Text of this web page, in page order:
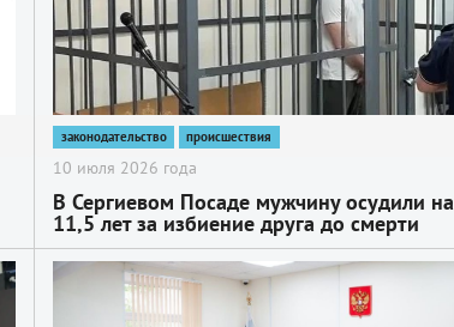
законодательство происшествия
10 июля 2026 года
В Сергиевом Посаде мужчину осудили на
11,5 лет за избиение друга до смерти